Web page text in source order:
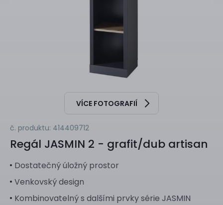
VÍCE FOTOGRAFIÍ
č. produktu: 414409712
Regál JASMIN 2 - grafit/dub artisan
Dostatečný úložný prostor
Venkovský design
Kombinovatelný s dalšími prvky série JASMIN